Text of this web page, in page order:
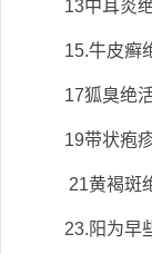
13中耳炎
15.牛皮癣
17狐臭绝
19带状疱
21黄褐斑
23.阳为早